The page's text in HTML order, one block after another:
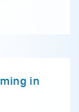
in